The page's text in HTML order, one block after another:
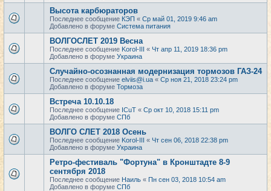
Высота карбюраторов
Последнее сообщение КЭП « Ср май 01, 2019 9:46 am
Добавлено в форуме Система питания
ВОЛГОСЛЕТ 2019 Весна
Последнее сообщение Korol-III « Чт апр 11, 2019 18:36 pm
Добавлено в форуме Украина
Случайно-осознанная модернизация тормозов ГАЗ-24
Последнее сообщение elviis@i.ua « Ср ноя 21, 2018 23:24 pm
Добавлено в форуме Тормоза
Встреча 10.10.18
Последнее сообщение ICuT « Ср окт 10, 2018 15:11 pm
Добавлено в форуме СПб
ВОЛГО СЛЕТ 2018 Осень
Последнее сообщение Korol-III « Чт сен 06, 2018 22:38 pm
Добавлено в форуме Украина
Ретро-фестиваль "Фортуна" в Кронштадте 8-9
сентября 2018
Последнее сообщение Наиль « Пн сен 03, 2018 10:54 am
Добавлено в форуме СПб